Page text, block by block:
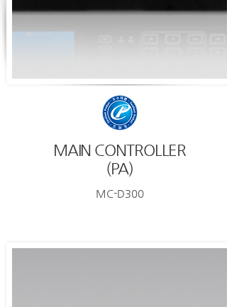
MAIN CONTROLLER
​(PA)
MC-D300